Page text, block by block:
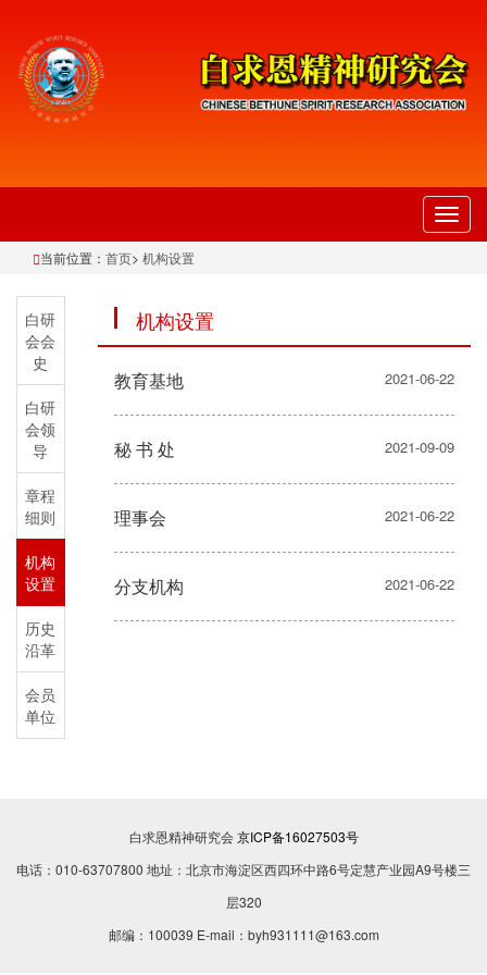
切
换
当前位置： 首页> 机构设置
白研
会会
史
白研
会领
导
章程
细则
机构
设置
历史
沿革
会员
单位
机构设置
教育基地 2021-06-22
秘 书 处 2021-09-09
理事会 2021-06-22
分支机构 2021-06-22
白求恩精神研究会京ICP备16027503号
电话：010-63707800 地址：北京市海淀区西四环中路6号定慧产业园A9号楼三
层320
邮编：100039 E-mail：byh931111@163.com